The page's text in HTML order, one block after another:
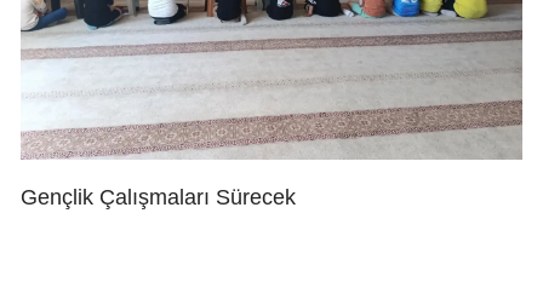
Gençlik Çalışmaları Sürecek